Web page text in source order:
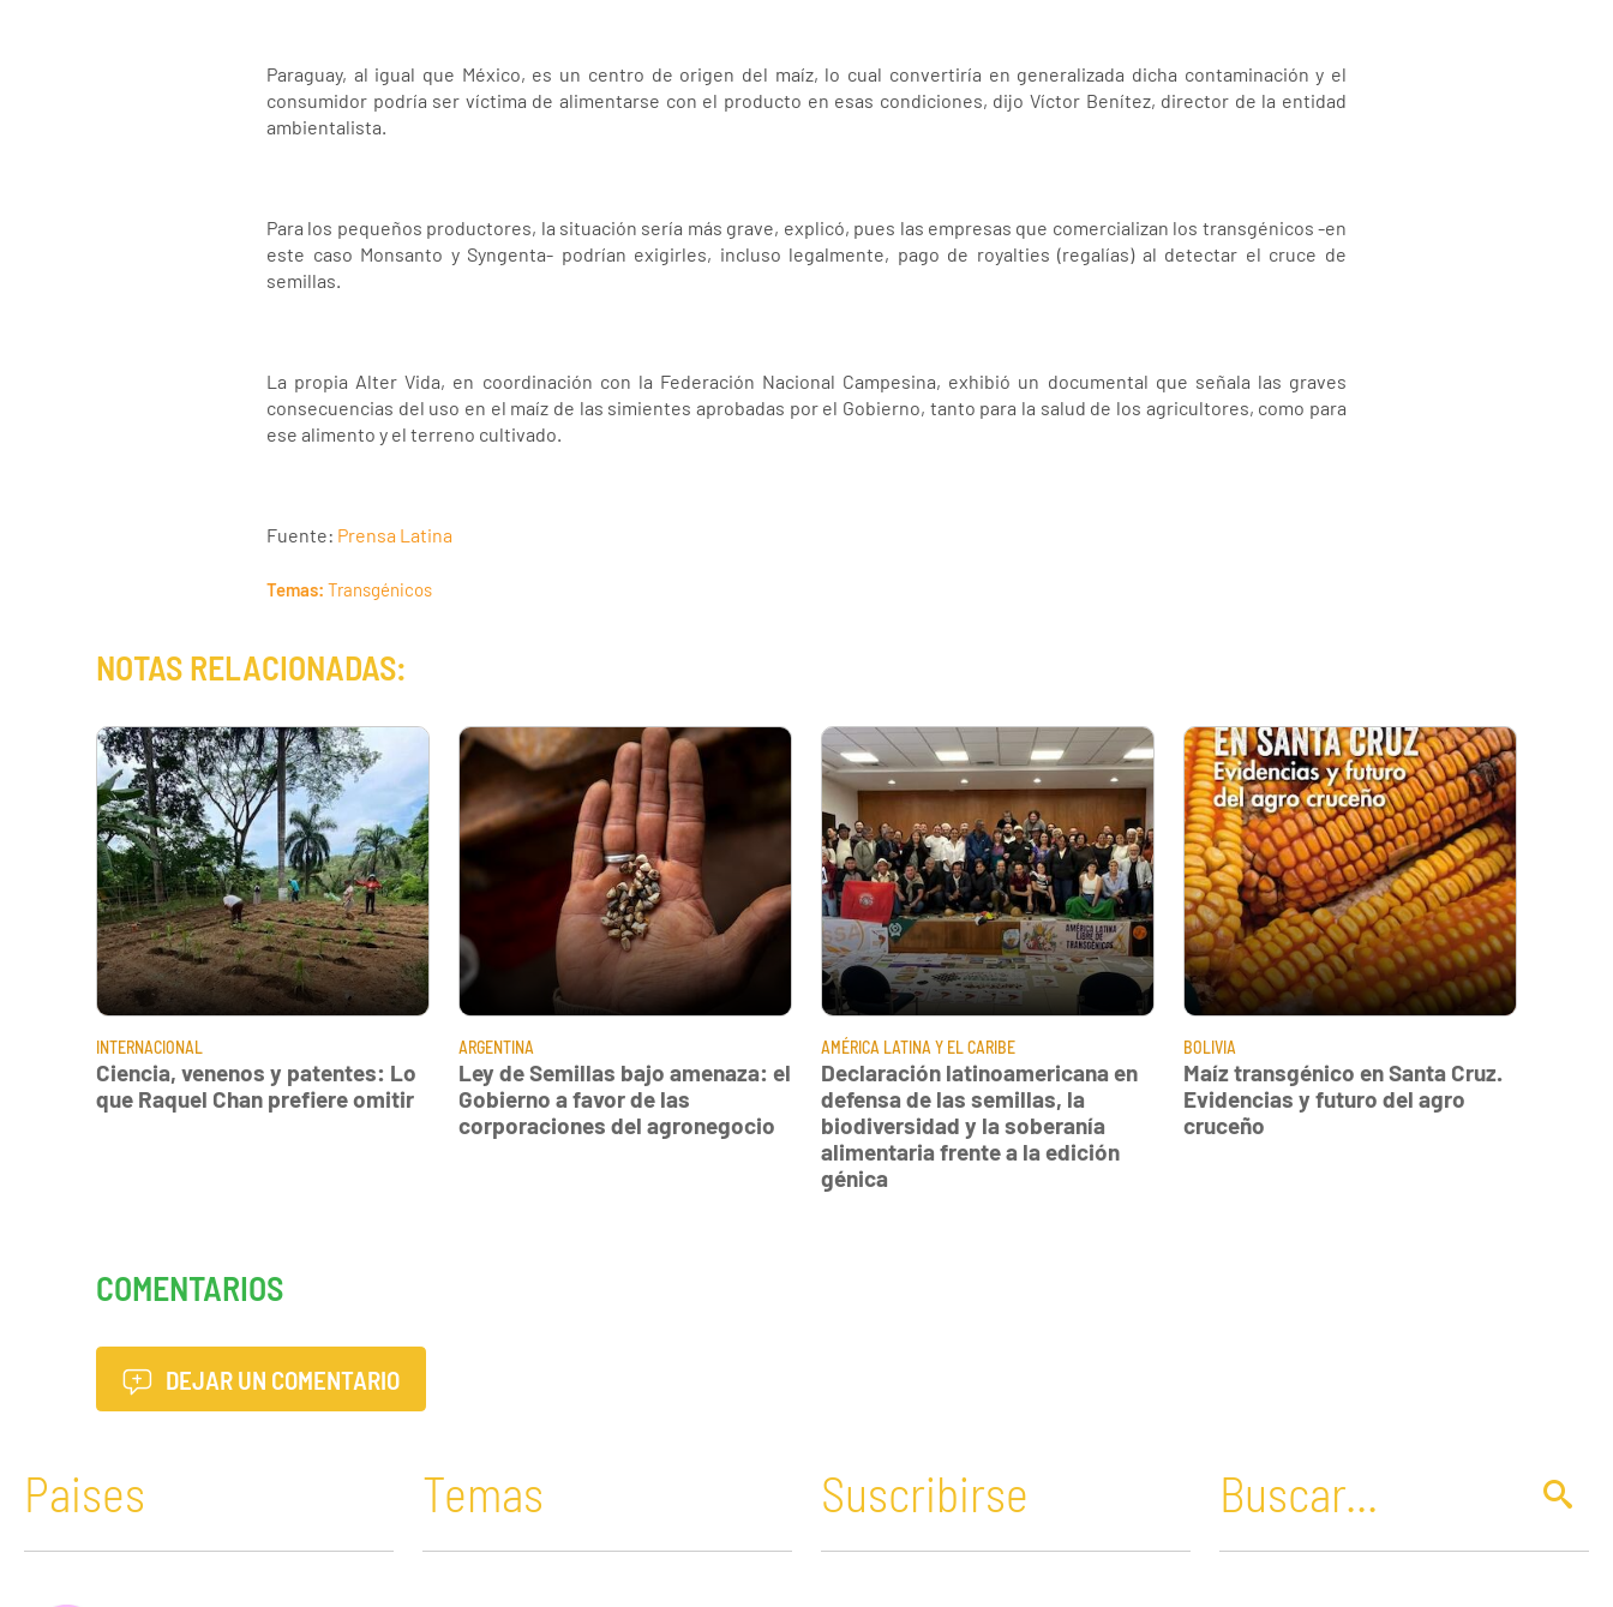
Paraguay, al igual que México, es un centro de origen del maíz, lo cual convertiría en generalizada dicha contaminación y el
consumidor podría ser víctima de alimentarse con el producto en esas condiciones, dijo Víctor Benítez, director de la entidad
ambientalista.
Para los pequeños productores, la situación sería más grave, explicó, pues las empresas que comercializan los transgénicos -en
este caso Monsanto y Syngenta- podrían exigirles, incluso legalmente, pago de royalties (regalías) al detectar el cruce de
semillas.
La propia Alter Vida, en coordinación con la Federación Nacional Campesina, exhibió un documental que señala las graves
consecuencias del uso en el maíz de las simientes aprobadas por el Gobierno, tanto para la salud de los agricultores, como para
ese alimento y el terreno cultivado.
Fuente: Prensa Latina
Temas: Transgénicos
NOTAS RELACIONADAS:
INTERNACIONAL
Ciencia, venenos y patentes: Lo
que Raquel Chan prefiere omitir
ARGENTINA
Ley de Semillas bajo amenaza: el
Gobierno a favor de las
corporaciones del agronegocio
AMÉRICA LATINA Y EL CARIBE
Declaración latinoamericana en
defensa de las semillas, la
biodiversidad y la soberanía
alimentaria frente a la edición
génica
BOLIVIA
Maíz transgénico en Santa Cruz.
Evidencias y futuro del agro
cruceño
COMENTARIOS
DEJAR UN COMENTARIO
Paises Temas Suscribirse